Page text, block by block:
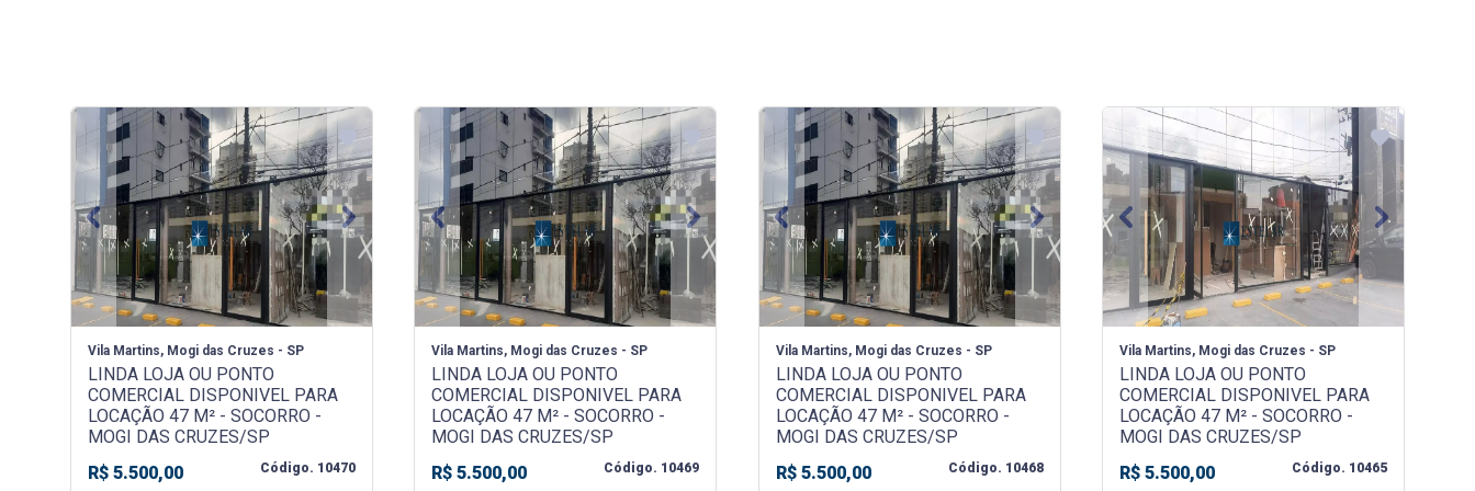
Previous Next
Vila Martins, Mogi das Cruzes - SP
LINDA LOJA OU PONTO
COMERCIAL DISPONIVEL PARA
LOCAÇÃO 47 M² - SOCORRO -
MOGI DAS CRUZES/SP
R$ 5.500,00
Código. 10470
Previous Next
Vila Martins, Mogi das Cruzes - SP
LINDA LOJA OU PONTO
COMERCIAL DISPONIVEL PARA
LOCAÇÃO 47 M² - SOCORRO -
MOGI DAS CRUZES/SP
R$ 5.500,00
Código. 10469
Previous Next
Vila Martins, Mogi das Cruzes - SP
LINDA LOJA OU PONTO
COMERCIAL DISPONIVEL PARA
LOCAÇÃO 47 M² - SOCORRO -
MOGI DAS CRUZES/SP
R$ 5.500,00
Código. 10468
Previous Next
Vila Martins, Mogi das Cruzes - SP
LINDA LOJA OU PONTO
COMERCIAL DISPONIVEL PARA
LOCAÇÃO 47 M² - SOCORRO -
MOGI DAS CRUZES/SP
R$ 5.500,00
Código. 10465